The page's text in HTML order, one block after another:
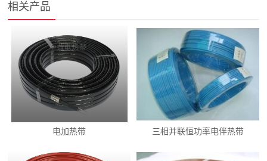
相关产品
电加热带 三相并联恒功率电伴热带